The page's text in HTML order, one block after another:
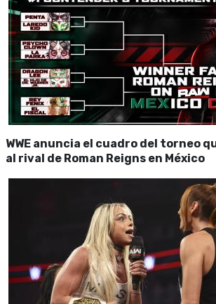
WWE anuncia el cuadro del torneo
al rival de Roman Reigns en México